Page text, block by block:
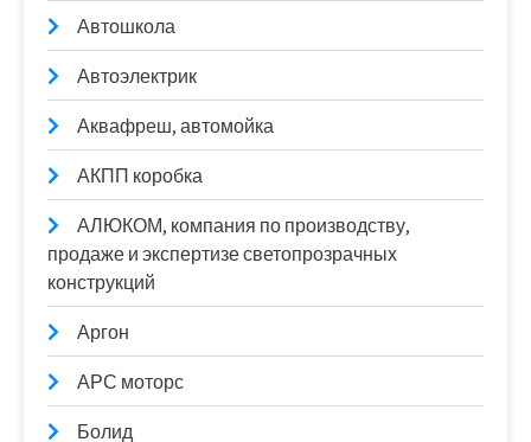
Автошкола
Автоэлектрик
Аквафреш, автомойка
АКПП коробка
АЛЮКОМ, компания по производству,
продаже и экспертизе светопрозрачных
конструкций
Аргон
АРС моторс
Болид